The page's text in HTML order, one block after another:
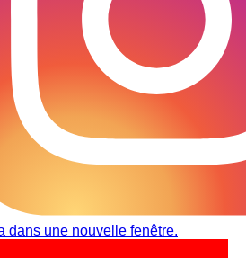
dans une nouvelle fenêtre.